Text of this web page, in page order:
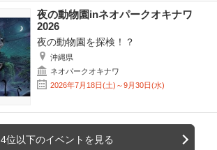
夜の動物園inネオパークオキナワ
2026
夜の動物園を探検！？
沖縄県
ネオパークオキナワ
2026年7月18日(土)～9月30日(水)
4位以下のイベントを見る